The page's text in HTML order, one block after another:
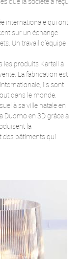
internationale qui ont
sur un échange
Un travail d’équipe
les produits Kartell à
La fabrication est
ils sont
dans le monde.
à sa ville natale en
Duomo en 3D grâce à
la
des bâtiments qui